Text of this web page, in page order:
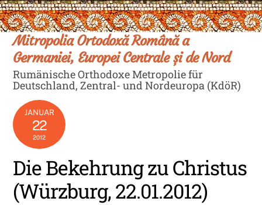
Skip
to
content
Mitropolia Ortodoxă Română a
Germaniei, Europei Centrale și de Nord
Rumänische Orthodoxe Metropolie für
Deutschland, Zentral- und Nordeuropa (KdöR)
JANUAR
22
2012
Die Bekehrung zu Christus
(Würzburg, 22.01.2012)